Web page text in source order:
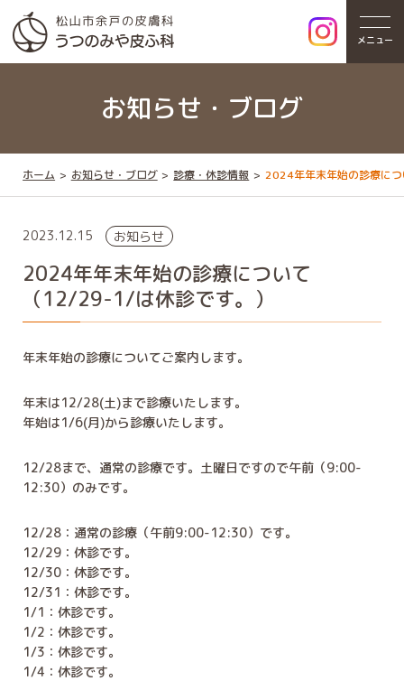
メニュー
お知らせ・ブログ
ホーム お知らせ・ブログ 診療・休診情報 2024年年末年始の診療に
2023.12.15 お知らせ
2024年年末年始の診療について
（12/29-1/は休診です。）
年末年始の診療についてご案内します。
年末は12/28(土)まで診療いたします。
年始は1/6(月)から診療いたします。
12/28まで、通常の診療です。土曜日ですので午前（9:00-
12:30）のみです。
12/28：通常の診療（午前9:00-12:30）です。
12/29：休診です。
12/30：休診です。
12/31：休診です。
1/1：休診です。
1/2：休診です。
1/3：休診です。
1/4：休診です。